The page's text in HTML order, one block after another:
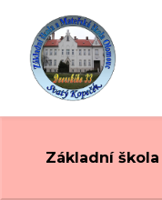
Základní škola